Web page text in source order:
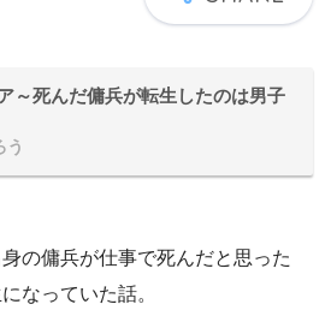
～死んだ傭兵が転生したのは男子
う
の傭兵が仕事で死んだと思った
なっていた話。